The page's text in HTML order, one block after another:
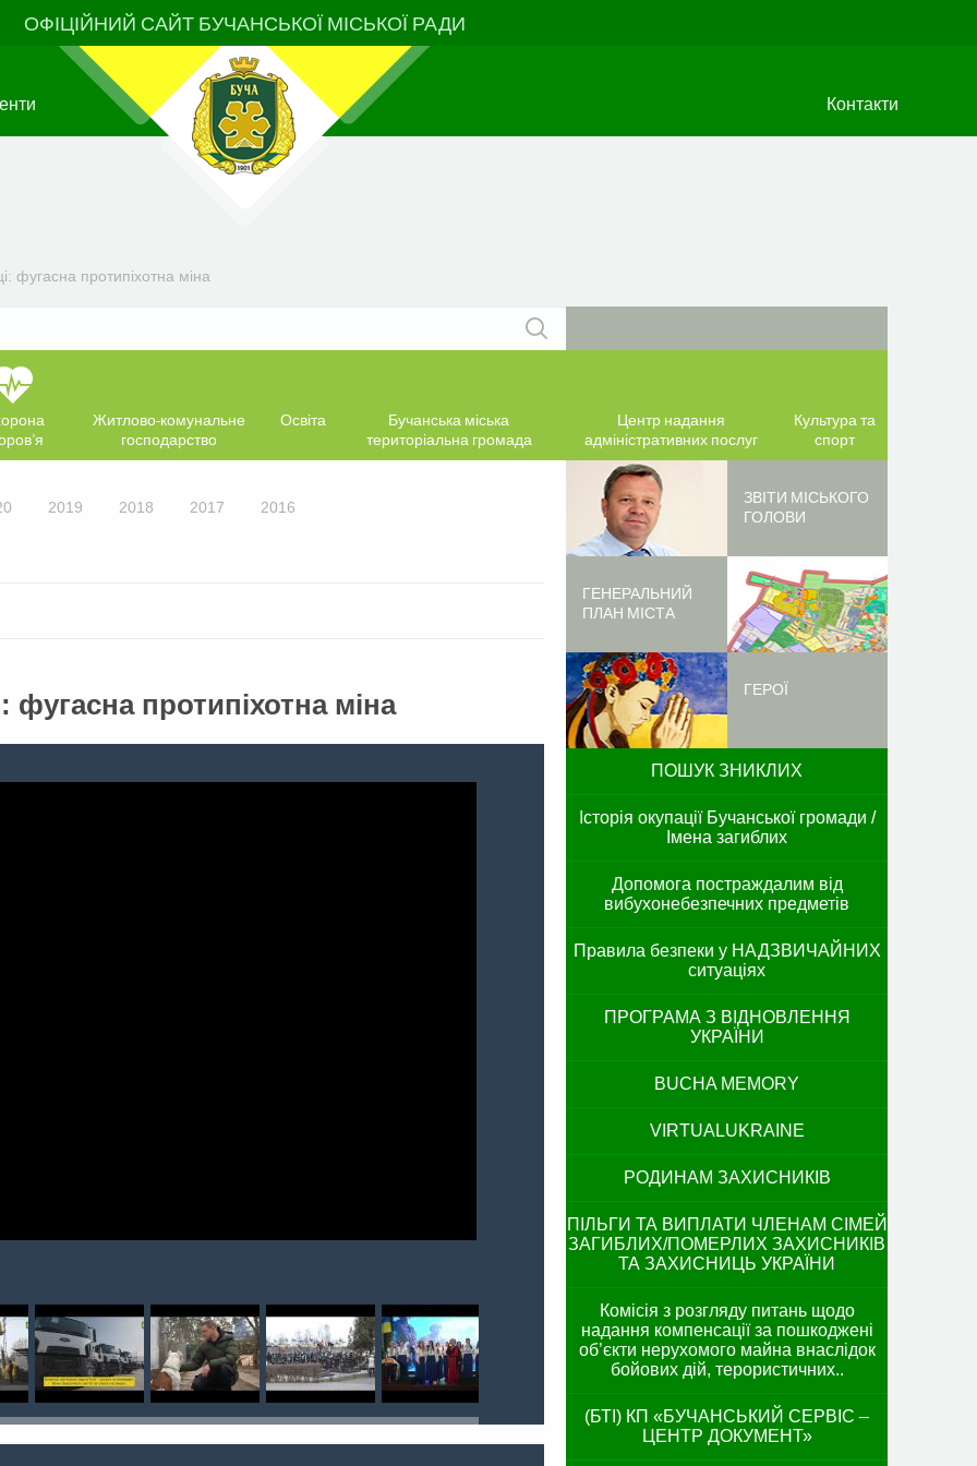
ОФІЦІЙНИЙ САЙТ БУЧАНСЬКОЇ МІСЬКОЇ РАДИ
Контакти
фугасна протипіхотна міна
Житлово-комунальне
господарство
Освіта
Бучанська міська
територіальна громада
Центр надання
адміністративних послуг
Культура та
спорт
2019 2018 2017 2016
фугасна протипіхотна міна
ЗВІТИ МІСЬКОГО
ГОЛОВИ
ГЕНЕРАЛЬНИЙ
ПЛАН МІСТА
ГЕРОЇ
ПОШУК ЗНИКЛИХ
Історія окупації Бучанської громади /
Імена загиблих
Допомога постраждалим від
вибухонебезпечних предметів
Правила безпеки у НАДЗВИЧАЙНИХ
ситуаціях
ПРОГРАМА З ВІДНОВЛЕННЯ
УКРАЇНИ
BUCHA MEMORY
VIRTUALUKRAINE
РОДИНАМ ЗАХИСНИКІВ
ПІЛЬГИ ТА ВИПЛАТИ ЧЛЕНАМ СІМЕЙ
ЗАГИБЛИХ/ПОМЕРЛИХ ЗАХИСНИКІВ
ТА ЗАХИСНИЦЬ УКРАЇНИ
Комісія з розгляду питань щодо
надання компенсації за пошкоджені
об’єкти нерухомого майна внаслідок
бойових дій, терористичних..
(БТІ) КП «БУЧАНСЬКИЙ СЕРВІС –
ЦЕНТР ДОКУМЕНТ»